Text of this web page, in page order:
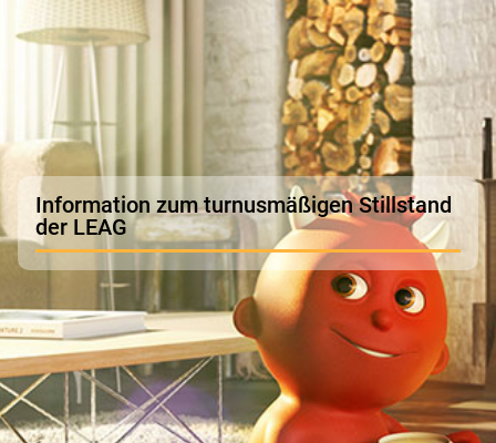
Information zum turnusmäßigen Stillstand
der LEAG